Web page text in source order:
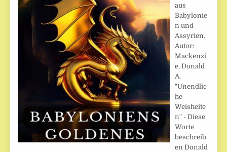
aus
Babylonie
n und
Assyrien.
Autor:
Mackenzi
e, Donald
A.
"Unendlic
he
Weisheite
n" - Diese
Worte
beschreib
en Donald